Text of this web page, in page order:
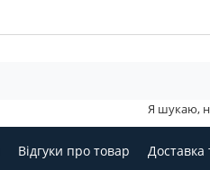
Я шукаю,
Відгуки про товар